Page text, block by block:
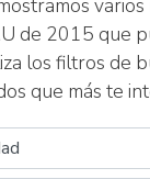
de 2015 que
los filtros de
que más te